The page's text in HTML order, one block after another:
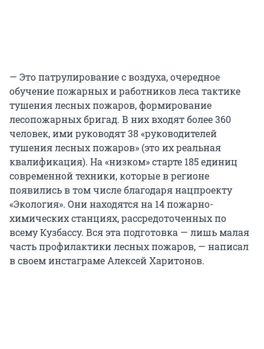
— Это патрулирование с воздуха, очередное
обучение пожарных и работников леса тактике
тушения лесных пожаров, формирование
лесопожарных бригад. В них входят более 360
человек, ими руководят 38 «руководителей
тушения лесных пожаров» (это их реальная
квалификация). На «низком» старте 185 единиц
современной техники, которые в регионе
появились в том числе благодаря нацпроекту
«Экология». Они находятся на 14 пожарно-
химических станциях, рассредоточенных по
всему Кузбассу. Вся эта подготовка — лишь малая
часть профилактики лесных пожаров, — написал
в своем инстаграме Алексей Харитонов.